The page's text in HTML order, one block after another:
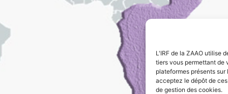
L'IRF de la ZAAO utilise
tiers vous permettant de
plateformes présents
acceptez le dépôt de
de gestion des cookies.